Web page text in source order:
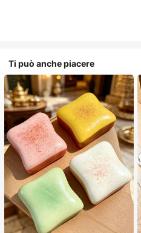
Ti può anche piacere